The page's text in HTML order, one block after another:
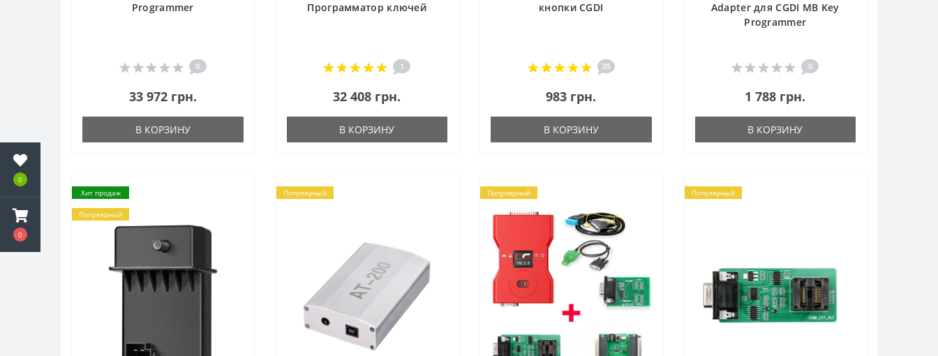
0
0
Programmer
0
33 972 грн.
В КОРЗИНУ
Программатор ключей
1
32 408 грн.
В КОРЗИНУ
кнопки CGDI
20
983 грн.
В КОРЗИНУ
Adapter для CGDI MB Key
Programmer
0
1 788 грн.
В КОРЗИНУ
Хит продаж
Популярный
Популярный Популярный Популярный